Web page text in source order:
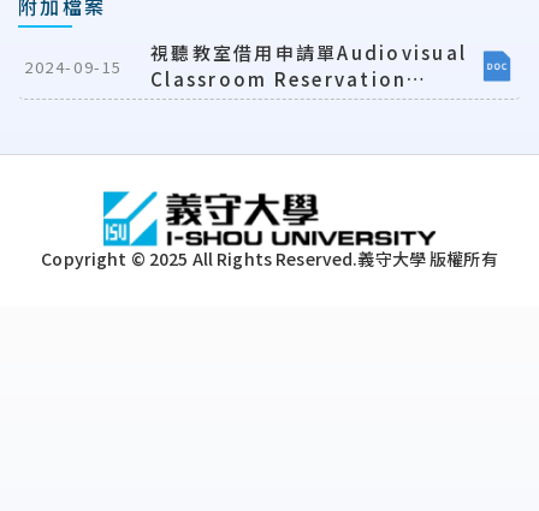
附加檔案
2024-09-15
視聽教室借用申請單Audiovisual
Classroom Reservation
Application Form
Copyright © 2025 All Rights Reserved.義守大學 版權所有